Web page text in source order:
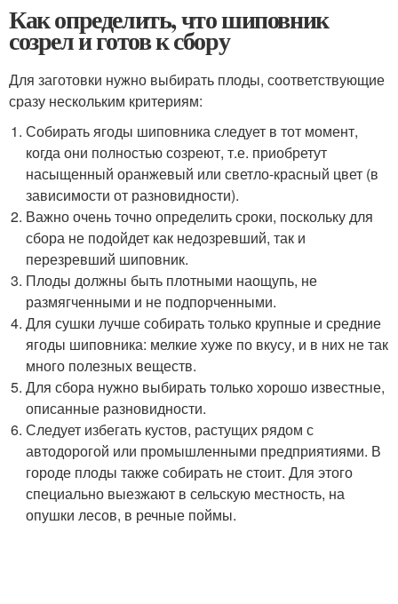
Как определить, что шиповник
созрел и готов к сбору
Для заготовки нужно выбирать плоды, соответствующие
сразу нескольким критериям:
Собирать ягоды шиповника следует в тот момент,
когда они полностью созреют, т.е. приобретут
насыщенный оранжевый или светло-красный цвет (в
зависимости от разновидности).
Важно очень точно определить сроки, поскольку для
сбора не подойдет как недозревший, так и
перезревший шиповник.
Плоды должны быть плотными наощупь, не
размягченными и не подпорченными.
Для сушки лучше собирать только крупные и средние
ягоды шиповника: мелкие хуже по вкусу, и в них не так
много полезных веществ.
Для сбора нужно выбирать только хорошо известные,
описанные разновидности.
Следует избегать кустов, растущих рядом с
автодорогой или промышленными предприятиями. В
городе плоды также собирать не стоит. Для этого
специально выезжают в сельскую местность, на
опушки лесов, в речные поймы.